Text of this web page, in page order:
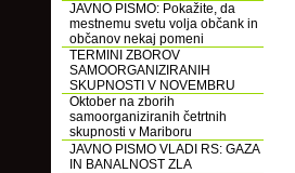
JAVNO PISMO: Pokažite, da
mestnemu svetu volja občank in
občanov nekaj pomeni
TERMINI ZBOROV
SAMOORGANIZIRANIH
SKUPNOSTI V NOVEMBRU
Oktober na zborih
samoorganiziranih četrtnih
skupnosti v Mariboru
JAVNO PISMO VLADI RS: GAZA
IN BANALNOST ZLA